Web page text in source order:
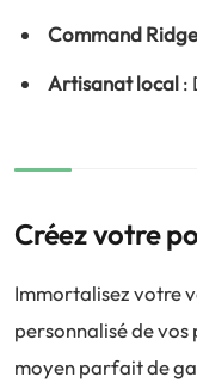
Command Ridge
Artisanat local:
Créez votre
Immortalisez votre
personnalisé de vos
moyen parfait de